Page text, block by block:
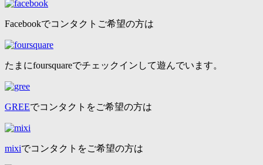
Facebookでコンタクトご希望の方は
たまにfoursquareでチェックインして遊んでいます。
GREEでコンタクトをご希望の方は
mixiでコンタクトをご希望の方は